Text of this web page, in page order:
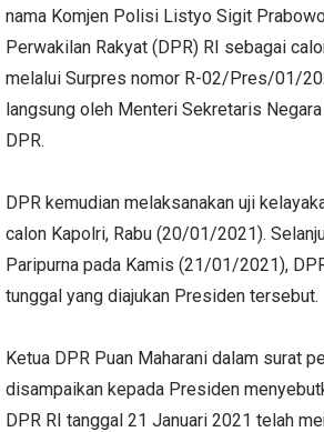
nama Komjen Polisi Listyo Sigit
Perwakilan Rakyat (DPR) RI sebagai
melalui Surpres nomor R-02/Pres/01/
langsung oleh Menteri Sekretaris
DPR.
DPR kemudian melaksanakan uji
calon Kapolri, Rabu (20/01/2021).
Paripurna pada Kamis (21/01/2021),
tunggal yang diajukan Presiden tersebut.
Ketua DPR Puan Maharani dalam surat
disampaikan kepada Presiden
DPR RI tanggal 21 Januari 2021 telah